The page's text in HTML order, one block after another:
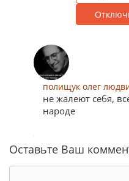
полищук олег
не жалеют себя,
народе
Оставьте Ваш